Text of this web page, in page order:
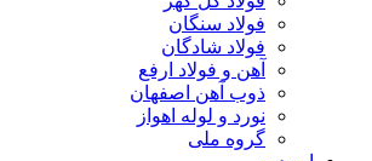
فولاد سنگان
فولاد شادگان
آهن و فولاد ارفع
ذوب آهن اصفهان
نورد و لوله اهواز
گروه ملی